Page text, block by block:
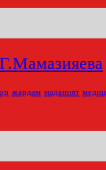
Г.Мамазияева
жардам маданият